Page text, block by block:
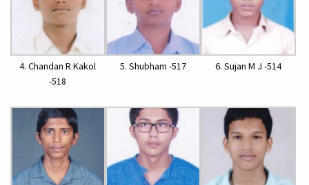
4. Chandan R Kakol
-518
5. Shubham -517 6. Sujan M J -514